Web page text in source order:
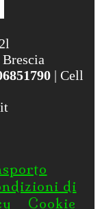
| Cell
di
Cookie